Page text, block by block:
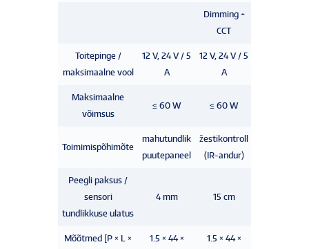
Dimming +
CCT
Toitepinge /
maksimaalne vool
12 V, 24 V / 5
A
12 V, 24 V / 5
A
Maksimaalne
võimsus
≤ 60 W ≤ 60 W
Toimimispõhimõte
mahutundlik
puutepaneel
žestikontroll
(IR-andur)
Peegli paksus /
sensori
tundlikkuse ulatus
4 mm 15 cm
Mõõtmed [P × L ×
1.5 × 44 ×
1.5 × 44 ×